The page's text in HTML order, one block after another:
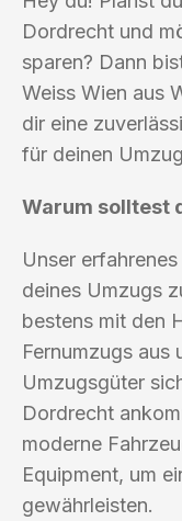
Dordrecht und
sparen? Dann
Weiss Wien aus
dir eine
für deinen
Warum solltest
Unser
deines Umzugs
bestens mit den
Fernumzugs aus
Umzugsgüter
Dordrecht
moderne
Equipment, um
gewährleisten.